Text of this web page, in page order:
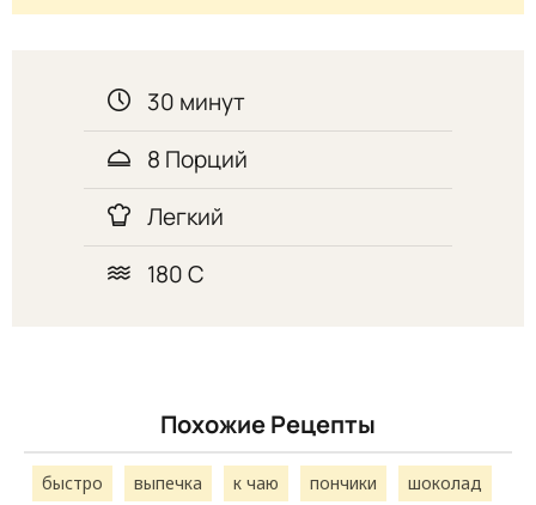
30 минут
8 Порций
Легкий
180 С
Похожие Рецепты
быстро выпечка к чаю пончики шоколад